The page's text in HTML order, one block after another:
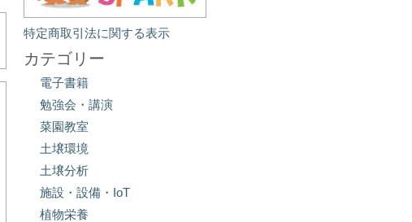
特定商取引法に関する表示
カテゴリー
電子書籍
勉強会・講演
菜園教室
土壌環境
土壌分析
施設・設備・IoT
植物栄養